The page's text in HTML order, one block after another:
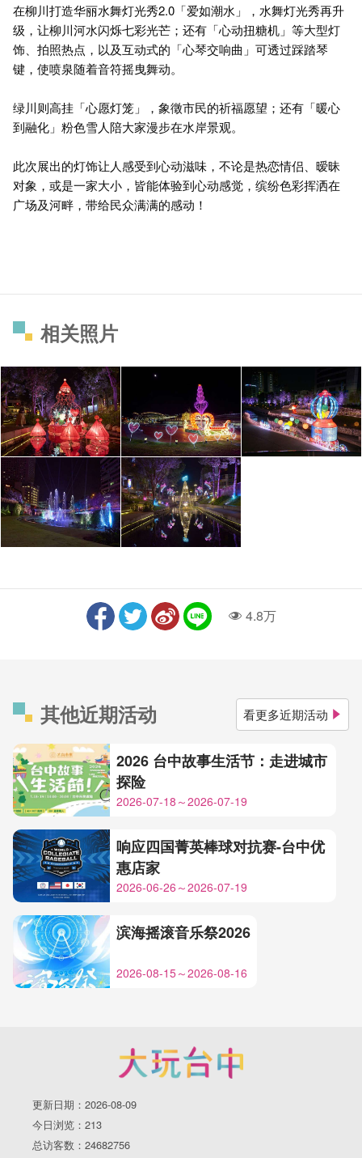
在柳川打造华丽水舞灯光秀2.0「爱如潮水」，水舞灯光秀再升
级，让柳川河水闪烁七彩光芒；还有「心动扭糖机」等大型灯
饰、拍照热点，以及互动式的「心琴交响曲」可透过踩踏琴
键，使喷泉随着音符摇曳舞动。
绿川则高挂「心愿灯笼」，象徵市民的祈福愿望；还有「暖心
到融化」粉色雪人陪大家漫步在水岸景观。
此次展出的灯饰让人感受到心动滋味，不论是热恋情侣、暧昧
对象，或是一家大小，皆能体验到心动感觉，缤纷色彩挥洒在
广场及河畔，带给民众满满的感动！
相关照片
人气4.8万
其他近期活动 看更多近期活动
2026 台中故事生活节：走进城市
探险
2026-07-18～2026-07-19
响应四国菁英棒球对抗赛-台中优
惠店家
2026-06-26～2026-07-19
滨海摇滚音乐祭2026
2026-08-15～2026-08-16
更新日期：2026-08-09
今日浏览：213
总访客数：24682756